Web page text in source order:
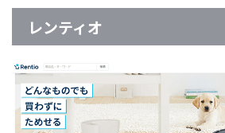
レンティオ